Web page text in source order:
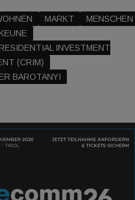
MARKT
MENSCHEN
INVESTMENT
(CRIM)
BAROTANYI